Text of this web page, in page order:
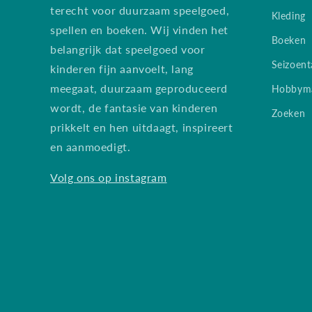
terecht voor duurzaam speelgoed,
spellen en boeken. Wij vinden het
belangrijk dat speelgoed voor
kinderen fijn aanvoelt, lang
meegaat, duurzaam geproduceerd
wordt, de fantasie van kinderen
prikkelt en hen uitdaagt, inspireert
en aanmoedigt.
Volg ons op instagram
Kleding
Boeken
Zoeken